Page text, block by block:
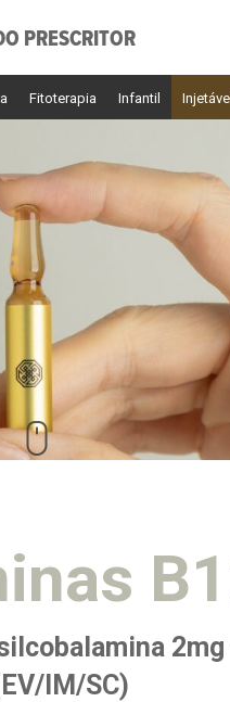
PRESCRITOR
Fitoterapia Infantil
2mg
IM/SC)